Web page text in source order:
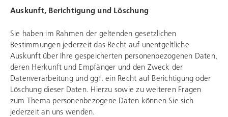
Auskunft, Berichtigung und Löschung
Sie haben im Rahmen der geltenden gesetzlichen
Bestimmungen jederzeit das Recht auf unentgeltliche
Auskunft über Ihre gespeicherten personenbezogenen Daten,
deren Herkunft und Empfänger und den Zweck der
Datenverarbeitung und ggf. ein Recht auf Berichtigung oder
Löschung dieser Daten. Hierzu sowie zu weiteren Fragen
zum Thema personenbezogene Daten können Sie sich
jederzeit an uns wenden.